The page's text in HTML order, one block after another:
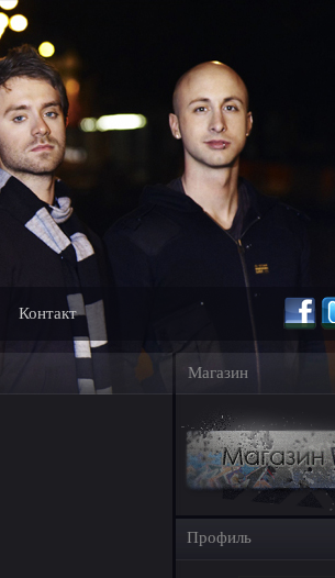
Контакт
Магазин
Профиль